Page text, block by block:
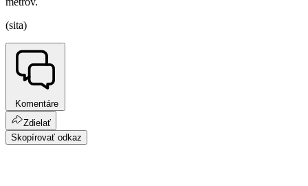
(sita)
Komentáre
Zdielať
Skopírovať odkaz